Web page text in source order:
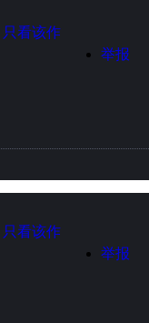
只看该作
举报
只看该作
举报